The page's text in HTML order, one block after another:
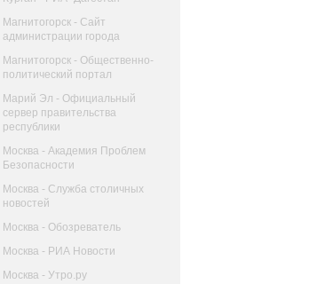
Магнитогорск - Сайт
администрации города
Магнитогорск - Общественно-
политический портал
Марий Эл - Официальный
сервер правительства
республики
Москва - Академия Проблем
Безопасности
Москва - Служба столичных
новостей
Москва - Обозреватель
Москва - РИА Новости
Москва - Утро.ру